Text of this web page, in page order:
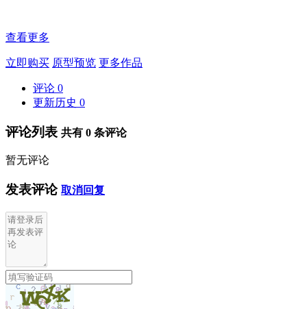
查看更多
立即购买 原型预览 更多作品
评论 0
更新历史 0
评论列表 共有 0 条评论
暂无评论
发表评论 取消回复